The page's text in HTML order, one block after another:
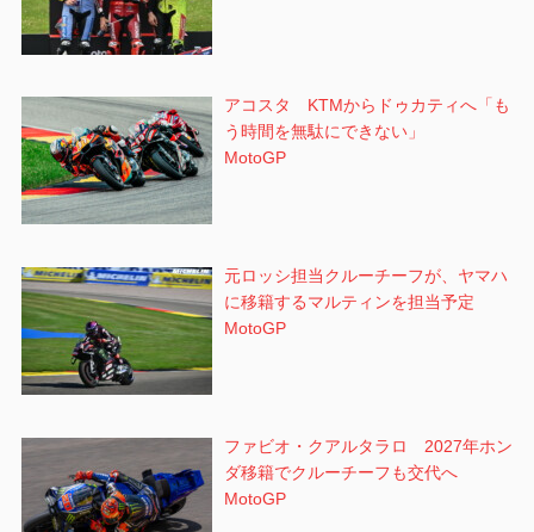
アコスタ KTMからドゥカティへ「も
う時間を無駄にできない」
MotoGP
元ロッシ担当クルーチーフが、ヤマハ
に移籍するマルティンを担当予定
MotoGP
ファビオ・クアルタラロ 2027年ホン
ダ移籍でクルーチーフも交代へ
MotoGP